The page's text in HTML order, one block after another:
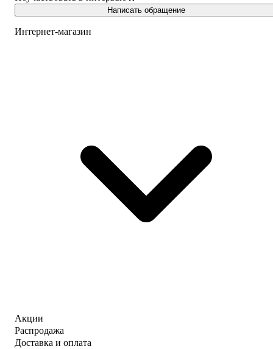
Написать обращение
Интернет-магазин
Акции
Распродажа
Доставка и оплата